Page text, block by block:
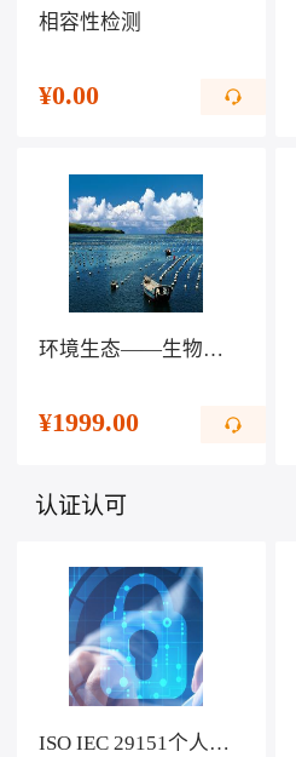
相容性检测
¥0.00
环境生态——生物科技提高生活水平
¥1999.00
认证认可
ISO IEC 29151个人可识别信息保护管理体系认证